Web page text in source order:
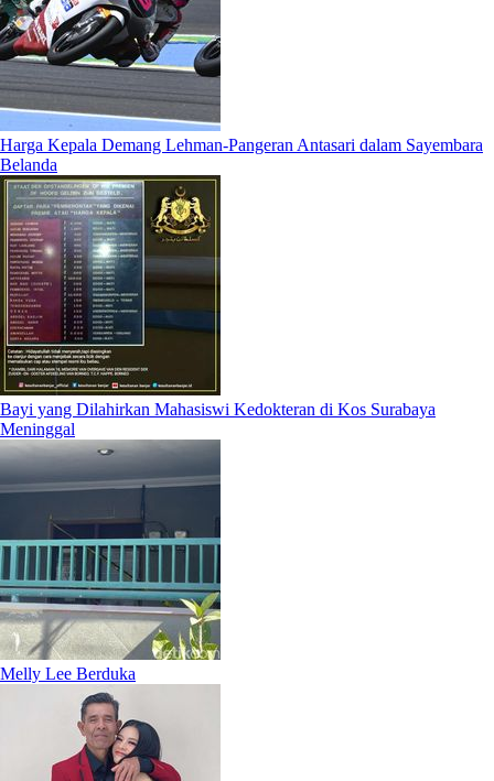
Harga Kepala Demang Lehman-Pangeran Antasari dalam Sayembara
Belanda
Bayi yang Dilahirkan Mahasiswi Kedokteran di Kos Surabaya
Meninggal
Melly Lee Berduka